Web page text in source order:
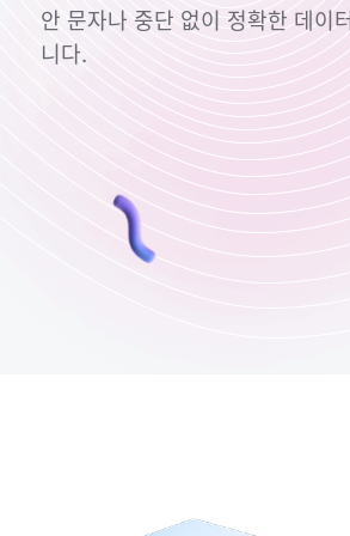
안 문자나 중단 없이 정확한 데이
니다.